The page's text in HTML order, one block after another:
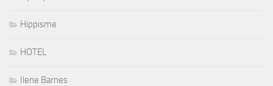
Hippisme
HOTEL
Ilene Barnes